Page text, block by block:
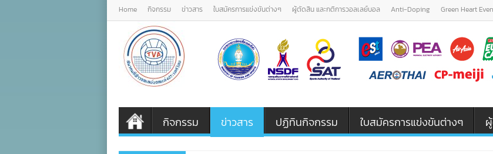
Home กิจกรรม ข่าวสาร ใบสมัครการแข่งขันต่างๆ ผู้ตัดสิน และกติการวอลเลย์บอล Anti-Doping Green Heart
กิจกรรม ข่าวสาร ปฏิทินกิจกรรม ใบสมัครการแข่งขันต่างๆ